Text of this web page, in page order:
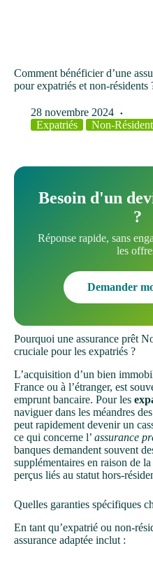
Comment bénéficier d’une
pour expatriés et non-résidents
28 novembre 2024
Expatriés
Non-
Besoin d'un
?
Réponse rapide, sans
les
Demander
Pourquoi une assurance prêt
cruciale pour les expatriés ?
L’acquisition d’un bien
France ou à l’étranger, est
emprunt bancaire. Pour les
naviguer dans les méandres
peut rapidement devenir un
ce qui concerne l’ assurance
banques demandent souvent
supplémentaires en raison de
perçus liés au statut hors-
Quelles garanties spécifiques
En tant qu’expatrié ou non-
assurance adaptée inclut :